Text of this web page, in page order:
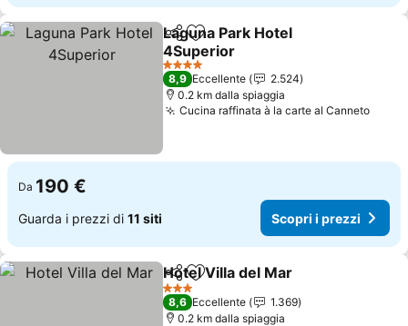
CondividiAggiungi ai preferiti
Laguna Park Hotel
4Superior
Scopri i prezzi
4 Stelle
8,9 Eccellente
2.524
0.2 km dalla spiaggia
Cucina raffinata à la carte al Canneto
Da 190 €
Guarda i prezzi di 11 siti Scopri i prezzi
CondividiAggiungi ai preferiti
Hotel Villa del Mar
3 Stelle
8,6 Eccellente
1.369
0.2 km dalla spiaggia